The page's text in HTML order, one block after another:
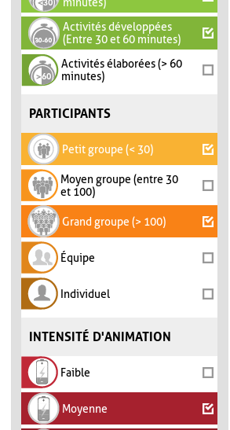
minutes)
Activités développées
(Entre 30 et 60 minutes)
Activités élaborées (> 60
minutes)
PARTICIPANTS
Petit groupe (< 30)
Moyen groupe (entre 30
et 100)
Grand groupe (> 100)
Équipe
Individuel
INTENSITÉ D'ANIMATION
Faible
Moyenne